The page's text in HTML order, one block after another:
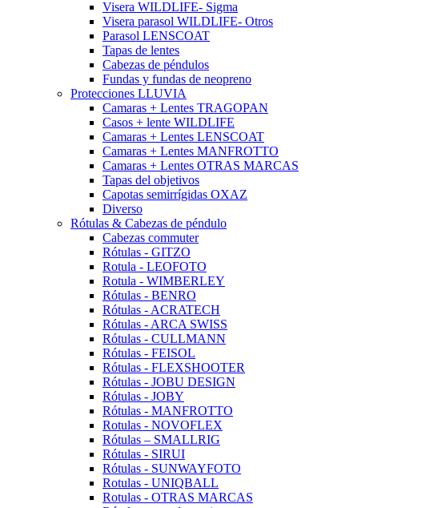
Visera WILDLIFE- Sigma
Visera parasol WILDLIFE- Otros
Parasol LENSCOAT
Tapas de lentes
Cabezas de péndulos
Fundas y fundas de neopreno
Protecciones LLUVIA
Camaras + Lentes TRAGOPAN
Casos + lente WILDLIFE
Camaras + Lentes LENSCOAT
Camaras + Lentes MANFROTTO
Camaras + Lentes OTRAS MARCAS
Tapas del objetivos
Capotas semirrígidas OXAZ
Diverso
Rótulas & Cabezas de péndulo
Cabezas commuter
Rótulas - GITZO
Rotula - LEOFOTO
Rotula - WIMBERLEY
Rótulas - BENRO
Rótulas - ACRATECH
Rótulas - ARCA SWISS
Rótulas - CULLMANN
Rótulas - FEISOL
Rótulas - FLEXSHOOTER
Rótulas - JOBU DESIGN
Rótulas - JOBY
Rótulas - MANFROTTO
Rotulas - NOVOFLEX
Rótulas – SMALLRIG
Rótulas - SIRUI
Rótulas - SUNWAYFOTO
Rotulas - UNIQBALL
Rotulas - OTRAS MARCAS